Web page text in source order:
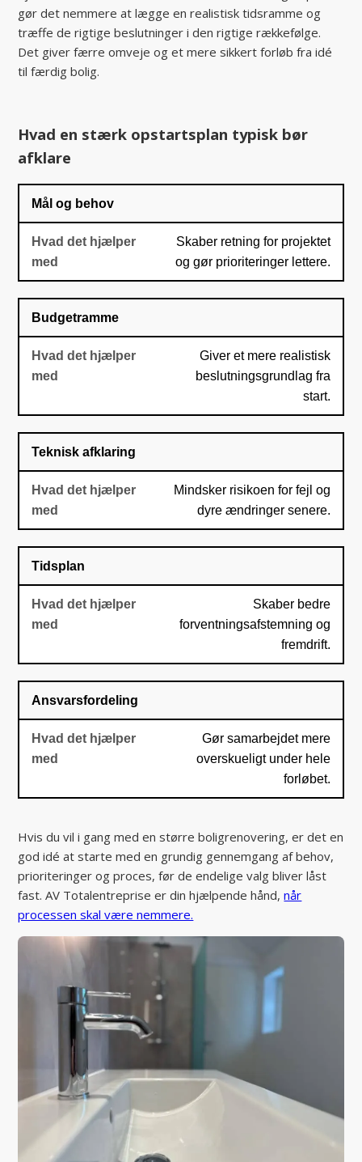
gør det nemmere at lægge en realistisk tidsramme og
træffe de rigtige beslutninger i den rigtige rækkefølge.
Det giver færre omveje og et mere sikkert forløb fra idé
til færdig bolig.
Hvad en stærk opstartsplan typisk bør
afklare
Mål og behov
Skaber retning for projektet
og gør prioriteringer lettere.
Budgetramme
Giver et mere realistisk
beslutningsgrundlag fra
start.
Teknisk afklaring
Mindsker risikoen for fejl og
dyre ændringer senere.
Tidsplan
Skaber bedre
forventningsafstemning og
fremdrift.
Ansvarsfordeling
Gør samarbejdet mere
overskueligt under hele
forløbet.
Hvis du vil i gang med en større boligrenovering, er det en
god idé at starte med en grundig gennemgang af behov,
prioriteringer og proces, før de endelige valg bliver låst
fast. AV Totalentreprise er din hjælpende hånd,når
processen skal være nemmere.